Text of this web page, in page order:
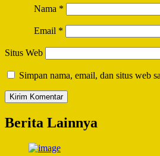
Nama *
Email *
Situs Web
Simpan nama, email, dan situs web
Berita Lainnya